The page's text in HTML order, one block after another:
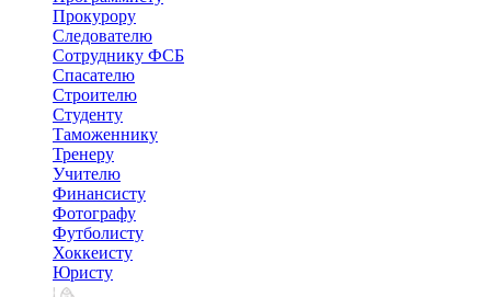
Прокурору
Следователю
Сотруднику ФСБ
Спасателю
Строителю
Студенту
Таможеннику
Тренеру
Учителю
Финансисту
Фотографу
Футболисту
Хоккеисту
Юристу